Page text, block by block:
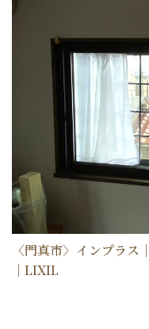
〈門真市〉インプラス
｜LIXIL